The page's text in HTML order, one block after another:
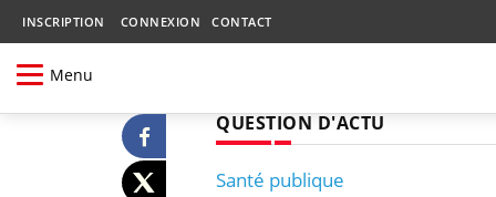
INSCRIPTION CONNEXION CONTACT
Menu
QUESTION D'ACTU
Santé publique